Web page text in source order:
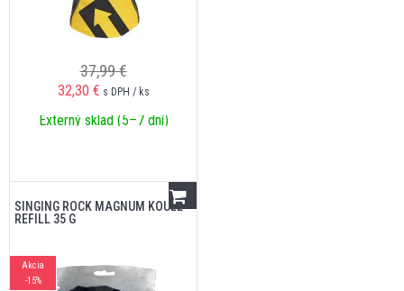
37,99 €
32,30 € s DPH / ks
Externý sklad (5–7 dní)
SINGING ROCK MAGNUM KOULE
REFILL 35 G
Akcia
-15%